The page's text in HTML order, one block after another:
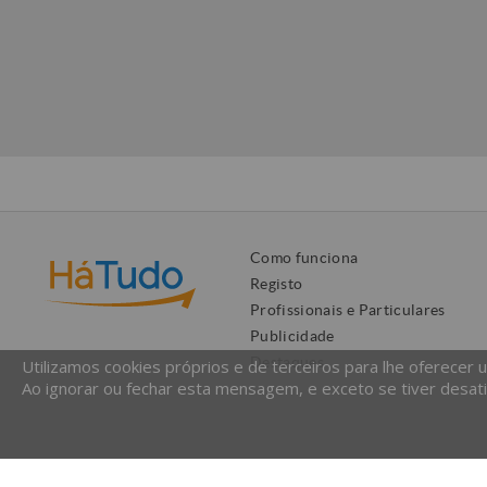
Como funciona
Registo
Profissionais e Particulares
Publicidade
Destaques
Utilizamos cookies próprios e de terceiros para lhe oferecer
Ao ignorar ou fechar esta mensagem, e exceto se tiver